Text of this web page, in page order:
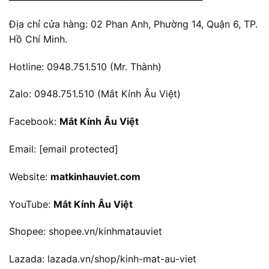
Địa chỉ cửa hàng: 02 Phan Anh, Phường 14, Quận 6, TP.
Hồ Chí Minh.
Hotline: 0948.751.510 (Mr. Thành)
Zalo: 0948.751.510 (Mắt Kính Âu Việt)
Facebook: Mắt Kính Âu Việt
Email: [email protected]
Website: matkinhauviet.com
YouTube: Mắt Kính Âu Việt
Shopee: shopee.vn/kinhmatauviet
Lazada: lazada.vn/shop/kinh-mat-au-viet